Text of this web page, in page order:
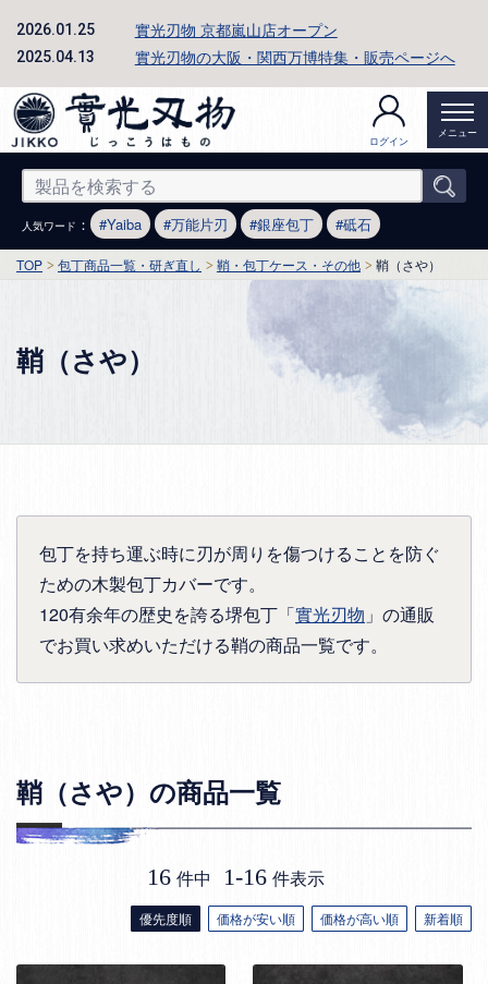
2026.01.25 實光刃物 京都嵐山店オープン
2025.04.13 實光刃物の大阪・関西万博特集・販売ページへ
ログイン
メニュー
人気ワード ： Yaiba 万能片刃 銀座包丁 砥石
TOP 包丁商品一覧・研ぎ直し 鞘・包丁ケース・その他 鞘（さや）
鞘（さや）
包丁を持ち運ぶ時に刃が周りを傷つけることを防ぐ
ための木製包丁カバーです。
120有余年の歴史を誇る堺包丁「實光刃物 」の通販
でお買い求めいただける鞘の商品一覧です。
鞘（さや）の商品一覧
優先度順 価格が安い順 価格が高い順 新着順
16 件中 1-16 件表示